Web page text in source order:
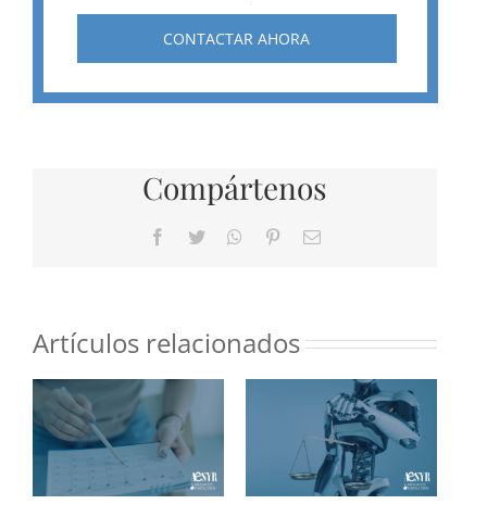
CONTACTAR AHORA
Compártenos
Facebook
Twitter WhatsApp
PinterestCorreo
Artículos relacionados